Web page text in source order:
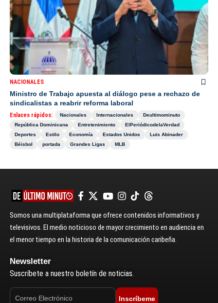
NACIONALES
Ministro de Trabajo apuesta al diálogo pese a rechazo de
sindicalistas a reabrir reforma laboral
Enlaces rápidos: Nacionales Internacionales
Deultimominuto
República Dominicana
Entretenimiento
ElPeriódicodelaVerdad
Deportes
Estilo Economía Estados Unidos
Luis Abinader
Béisbol
portada Grandes Ligas MLB
Somos una multiplataforma que ofrece contenidos informativos y
televisivos. El medio noticioso de mayor crecimiento en audiencia en
el menor tiempo en la historia de la comunicación caribeña.
Newsletter
Suscríbete a nuestro boletín de noticias.
Inscríbeme